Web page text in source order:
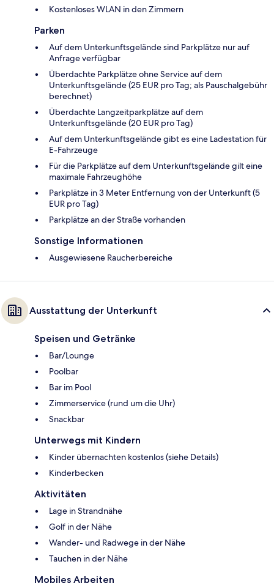
Kostenloses WLAN in den Zimmern
Parken
Auf dem Unterkunftsgelände sind Parkplätze nur auf
Anfrage verfügbar
Überdachte Parkplätze ohne Service auf dem
Unterkunftsgelände (25 EUR pro Tag; als Pauschalgebühr
berechnet)
Überdachte Langzeitparkplätze auf dem
Unterkunftsgelände (20 EUR pro Tag)
Auf dem Unterkunftsgelände gibt es eine Ladestation für
E-Fahrzeuge
Für die Parkplätze auf dem Unterkunftsgelände gilt eine
maximale Fahrzeughöhe
Parkplätze in 3 Meter Entfernung von der Unterkunft (5
EUR pro Tag)
Parkplätze an der Straße vorhanden
Sonstige Informationen
Ausgewiesene Raucherbereiche
Ausstattung der Unterkunft
Speisen und Getränke
Bar/Lounge
Poolbar
Bar im Pool
Zimmerservice (rund um die Uhr)
Snackbar
Unterwegs mit Kindern
Kinder übernachten kostenlos (siehe Details)
Kinderbecken
Aktivitäten
Lage in Strandnähe
Golf in der Nähe
Wander- und Radwege in der Nähe
Tauchen in der Nähe
Mobiles Arbeiten